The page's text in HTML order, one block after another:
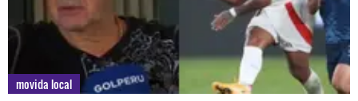
movida local